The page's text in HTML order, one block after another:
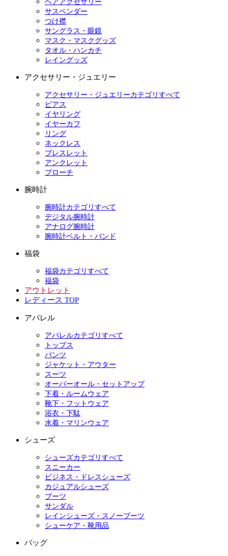
ヘアアクセサリー
サスペンダー
つけ襟
サングラス・眼鏡
マスク・マスクグッズ
タオル・ハンカチ
レイングッズ
アクセサリー・ジュエリー
アクセサリー・ジュエリーカテゴリすべて
ピアス
イヤリング
イヤーカフ
リング
ネックレス
ブレスレット
アンクレット
ブローチ
腕時計
腕時計カテゴリすべて
デジタル腕時計
アナログ腕時計
腕時計ベルト・バンド
福袋
福袋カテゴリすべて
福袋
アウトレット
レディース TOP
アパレル
アパレルカテゴリすべて
トップス
パンツ
ジャケット・アウター
スーツ
オーバーオール・セットアップ
下着・ルームウェア
靴下・フットウェア
浴衣・下駄
水着・マリンウェア
シューズ
シューズカテゴリすべて
スニーカー
ビジネス・ドレスシューズ
カジュアルシューズ
ブーツ
サンダル
レインシューズ・スノーブーツ
シューケア・靴用品
バッグ